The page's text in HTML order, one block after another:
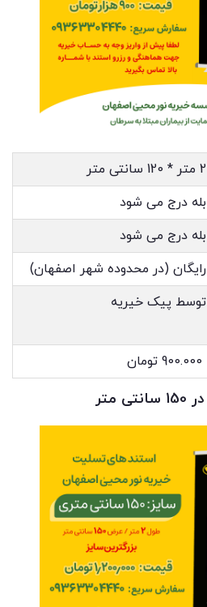
2 متر * 120 سانتی متر
بله درج می شود
بله درج می شود
رایگان (در محدوده شهر اصفهان)
توسط پیک خیریه